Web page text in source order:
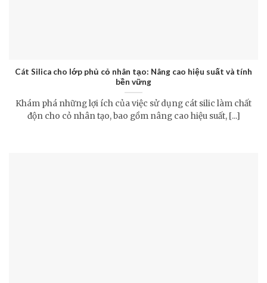
Cát Silica cho lớp phủ cỏ nhân tạo: Nâng cao hiệu suất và tính
bền vững
Khám phá những lợi ích của việc sử dụng cát silic làm chất
độn cho cỏ nhân tạo, bao gồm nâng cao hiệu suất, [...]